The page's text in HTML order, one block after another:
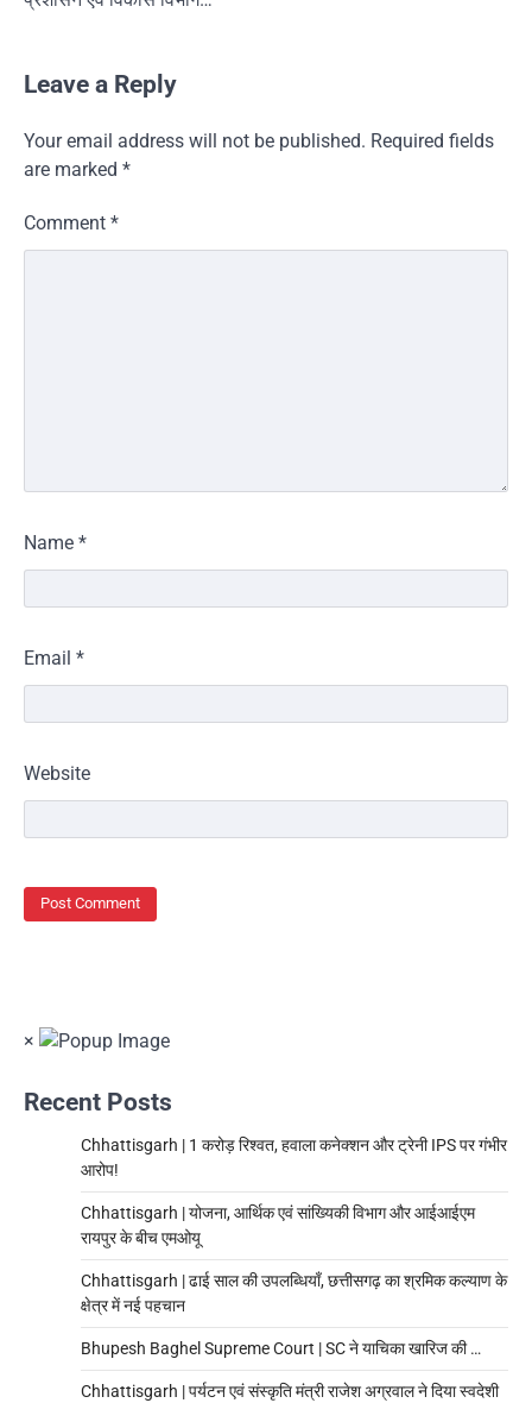
Leave a Reply
Your email address will not be published. Required fields
are marked *
Comment *
Name *
Email *
Website
×
Recent Posts
Chhattisgarh | 1 करोड़ रिश्वत, हवाला कनेक्शन और ट्रेनी IPS पर गंभीर
आरोप!
Chhattisgarh | योजना, आर्थिक एवं सांख्यिकी विभाग और आईआईएम
रायपुर के बीच एमओयू
Chhattisgarh | ढाई साल की उपलब्धियाँ, छत्तीसगढ़ का श्रमिक कल्याण के
क्षेत्र में नई पहचान
Bhupesh Baghel Supreme Court | SC ने याचिका खारिज की …
Chhattisgarh | पर्यटन एवं संस्कृति मंत्री राजेश अग्रवाल ने दिया स्वदेशी